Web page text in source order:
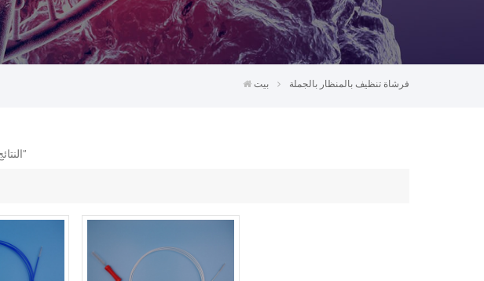
بيت فرشاة تنظيف بالمنظار بالجملة
3 النتائج التي تم العثور عليها ل "فرشاة تنظيف بالمنظار بالجملة"